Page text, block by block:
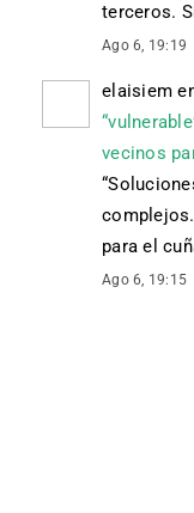
terceros.
Ago 6, 19:19
elaisiem
vecinos
“
para el
Ago 6, 19:15